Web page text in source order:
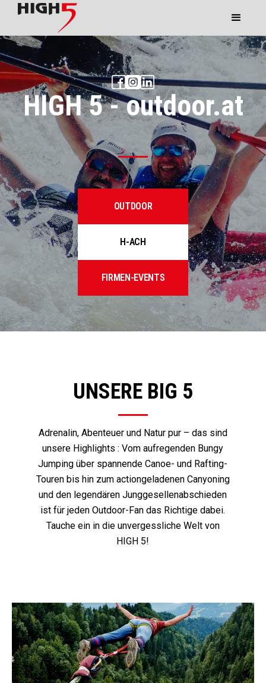
HIGH 5 - outdoor.at
OUTDOOR
H-ACH
FIRMEN-EVENTS
UNSERE BIG 5
Adrenalin, Abenteuer und Natur pur – das sind
unsere Highlights : Vom aufregenden Bungy
Jumping über spannende Canoe- und Rafting-
Touren bis hin zum actiongeladenen Canyoning
und den legendären Junggesellenabschieden
ist für jeden Outdoor-Fan das Richtige dabei.
Tauche ein in die unvergessliche Welt von
HIGH 5!